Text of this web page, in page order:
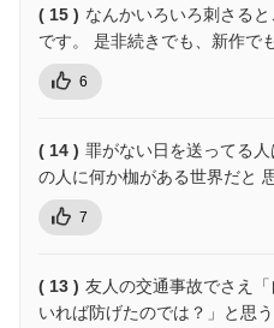
( 15 ) なんかいろいろ刺さる
です。 是非続きでも、新作で
6
( 14 ) 罪がない日を送ってる
の人に何か枷がある世界だと
7
( 13 ) 友人の交通事故でさえ
いれば防げたのでは？」と思